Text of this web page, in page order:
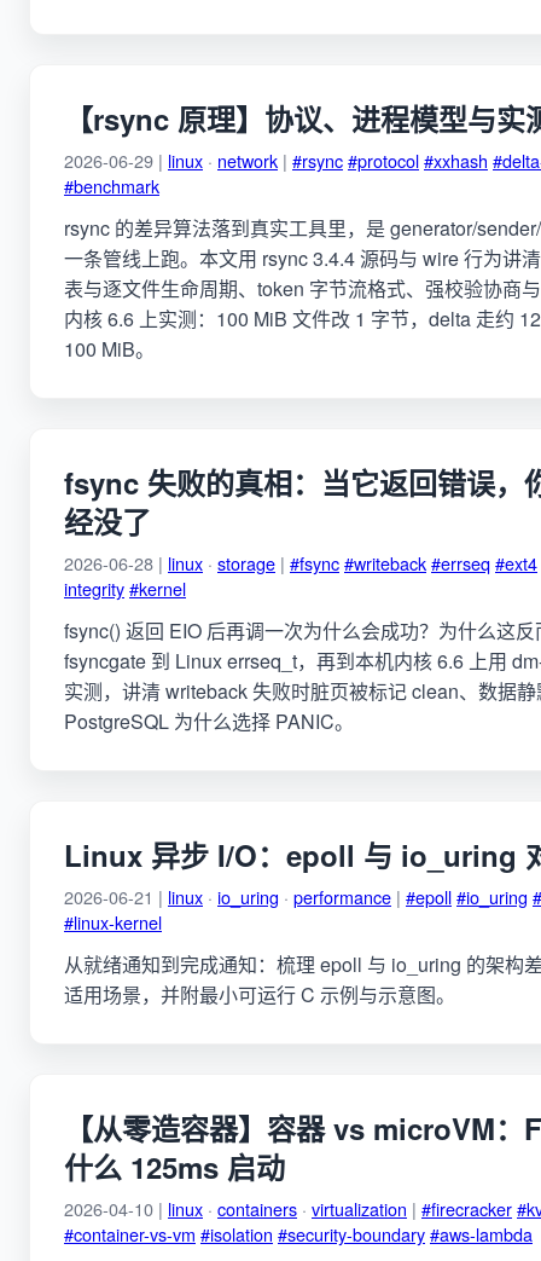
【rsync 原理】协议、进程模型与实
2026-06-29 | linux · network | #rsync#protocol#xxhash
#benchmark
rsync 的差异算法落到真实工具里，是 generator/
一条管线上跑。本文用 rsync 3.4.4 源码与 wire 行为讲
表与逐文件生命周期、token 字节流格式、强校验协商
内核 6.6 上实测：100 MiB 文件改 1 字节，delta 走约
100 MiB。
fsync 失败的真相：当它返回错误，
经没了
2026-06-28 | linux · storage | #fsync#writeback#errseq#ext4
integrity#kernel
fsync() 返回 EIO 后再调一次为什么会成功？为什么这
fsyncgate 到 Linux errseq_t，再到本机内核 6.6 上用
实测，讲清 writeback 失败时脏页被标记 clean、数据
PostgreSQL 为什么选择 PANIC。
Linux 异步 I/O：epoll 与 io_uring
2026-06-21 | linux · io_uring · performance | #epoll#io_uring
#linux-kernel
从就绪通知到完成通知：梳理 epoll 与 io_uring 的架构
适用场景，并附最小可运行 C 示例与示意图。
【从零造容器】容器 vs microVM
什么 125ms 启动
2026-04-10 | linux · containers · virtualization | #firecracker
#container-vs-vm #isolation #security-boundary#aws-lambda